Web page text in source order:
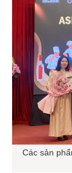
Các sản